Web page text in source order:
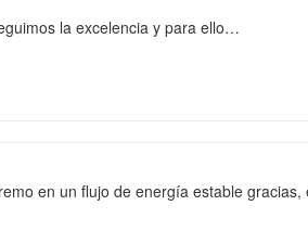
la excelencia y para ello…
en un flujo de energía estable